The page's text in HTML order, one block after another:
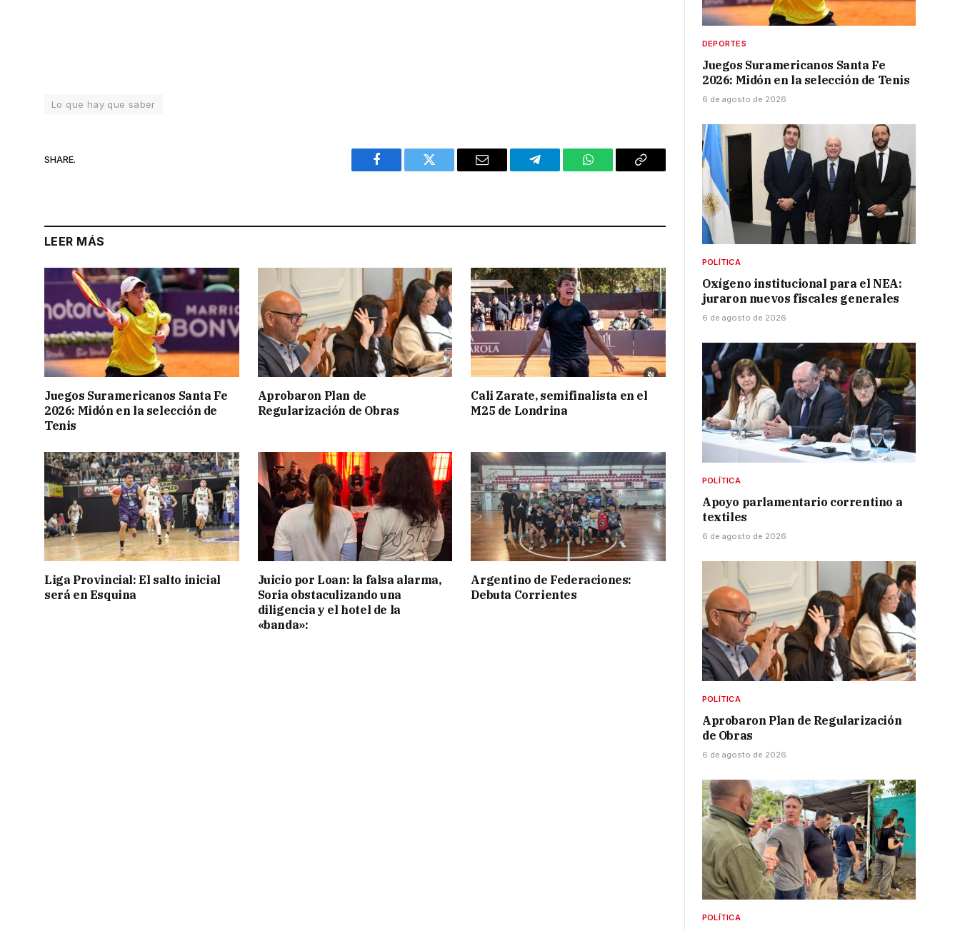
Lo que hay que saber
SHARE.
Facebook Twitter Email Telegram WhatsAppCopy
LEER MÁS
Juegos Suramericanos Santa Fe
2026: Midón en la selección de
Tenis
Aprobaron Plan de
Regularización de Obras
Cali Zarate, semifinalista en el
M25 de Londrina
Liga Provincial: El salto inicial
será en Esquina
Juicio por Loan: la falsa alarma,
Soria obstaculizando una
diligencia y el hotel de la
«banda»:
Argentino de Federaciones:
Debuta Corrientes
DEPORTES
Juegos Suramericanos Santa Fe
2026: Midón en la selección de Tenis
6 de agosto de 2026
POLÍTICA
Oxígeno institucional para el NEA:
juraron nuevos fiscales generales
6 de agosto de 2026
POLÍTICA
Apoyo parlamentario correntino a
textiles
6 de agosto de 2026
POLÍTICA
Aprobaron Plan de Regularización
de Obras
6 de agosto de 2026
POLÍTICA